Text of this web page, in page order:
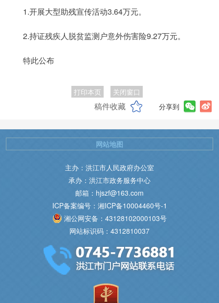
1.开展大型助残宣传活动3.64万元。
2.持证残疾人脱贫监测户意外伤害险9.27万元。
特此公布
打印本页 关闭窗口
稿件收藏 分享到
主办：洪江市人民政府办公室
承办：洪江市政务服务中心
邮箱：hjszf@163.com
ICP备案编号：湘ICP备10004460号-1
湘公网安备：43128102000103号
网站标识码：4312810037
网站地图